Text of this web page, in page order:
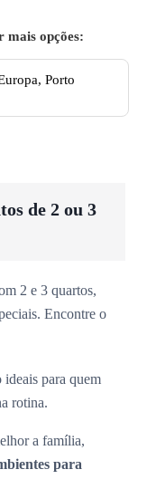
opções:
Porto
de 2 ou 3
2 e 3 quartos,
Encontre o
ideais para quem
rotina.
a família,
para